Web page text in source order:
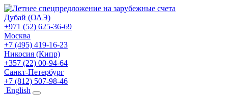
Дубай (ОАЭ)
+971 (52) 625-36-69
Москва
+7 (495) 419-16-23
Никосия (Кипр)
+357 (22) 00-94-64
Санкт-Петербург
+7 (812) 507-98-46
English